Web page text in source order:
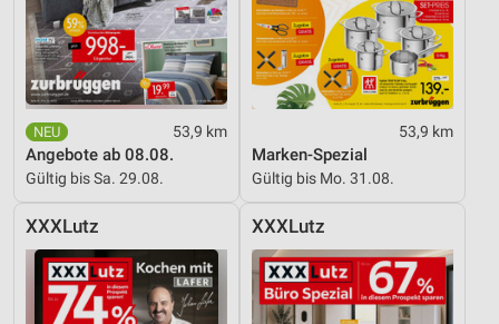
53,9 km
Angebote ab 08.08.
Gültig bis Sa. 29.08.
53,9 km
Marken-Spezial
Gültig bis Mo. 31.08.
XXXLutz XXXLutz